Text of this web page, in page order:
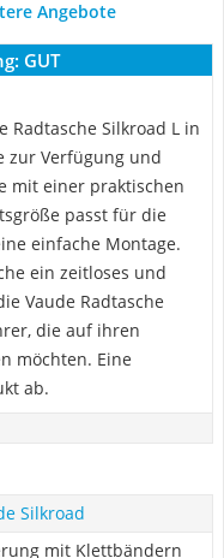
Angebote
GUT
Radtasche Silkroad L in
zur Verfügung und
mit einer praktischen
passt für die
einfache Montage.
ein zeitloses und
Vaude Radtasche
die auf ihren
möchten. Eine
ab.
Silkroad
mit Klettbändern